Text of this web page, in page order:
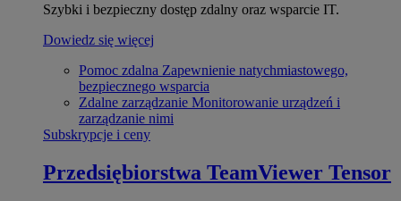
Szybki i bezpieczny dostęp zdalny oraz wsparcie IT.
Dowiedz się więcej
Pomoc zdalna Zapewnienie natychmiastowego,
bezpiecznego wsparcia
Zdalne zarządzanie Monitorowanie urządzeń i
zarządzanie nimi
Subskrypcje i ceny
Przedsiębiorstwa TeamViewer Tensor